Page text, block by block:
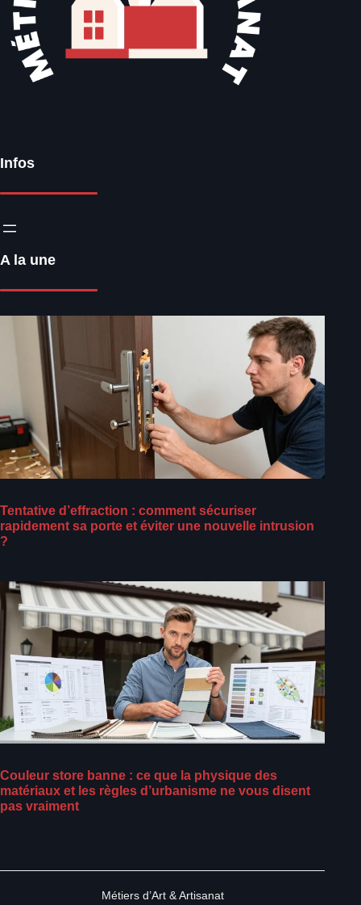
Infos
A la une
Tentative d’effraction : comment sécuriser
rapidement sa porte et éviter une nouvelle intrusion
?
Couleur store banne : ce que la physique des
matériaux et les règles d’urbanisme ne vous disent
pas vraiment
Métiers d’Art & Artisanat